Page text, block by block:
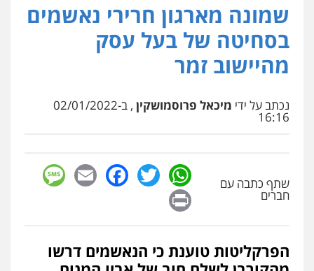
אייל בן שושן, עורך דין פלילי
פלילי מעצרים וחקירות פשיעה חמורה
נוער רישום פלילי
0522763105
פלילי צבאי מעצרים וחקירות
עו"ד אלון קריטי
כלכלי אלימות סמים מעצרים
0525544654
עו"ד דפנה לביא
משפחה גישור
שמונה מארגון חרירי נאשמים
בסחיטה של בעל עסק
מהיישוב זמר
נכתב על ידי מיכאל פרוסמושקין , ב-02/01/2022
16:16
שתף כתבה עם
חברים
WhatsApp
Twitter
Facebook
Email
הפרקליטות טוענת כי הנאשמים דרשו